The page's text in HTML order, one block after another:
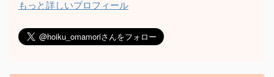
もっと詳しいプロフィール